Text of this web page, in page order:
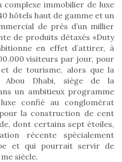
immobilier de luxe
hôtels haut de gamme et un
de près d’un millier
de produits détaxés «Duty
en effet d’attirer, à
visiteurs par jour, pour
et de tourisme, alors que la
Abou Dhabi, siège de la
un ambitieux programme
confié au conglomérat
la construction de cent
dont certains sept étoiles,
récente spécialement
et qui pourrait servir de
siècle.